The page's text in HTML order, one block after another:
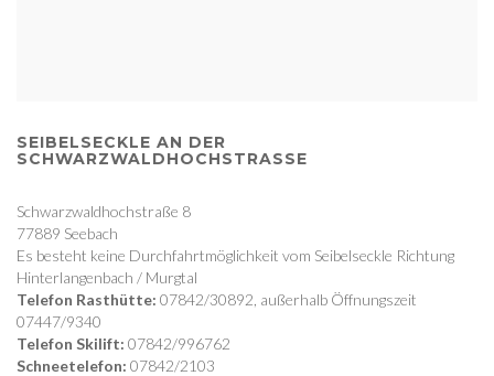
SEIBELSECKLE AN DER
SCHWARZWALDHOCHSTRASSE
Schwarzwaldhochstraße 8
77889 Seebach
Es besteht keine Durchfahrtmöglichkeit vom Seibelseckle Richtung
Hinterlangenbach / Murgtal
Telefon Rasthütte: 07842/30892, außerhalb Öffnungszeit
07447/9340
Telefon Skilift: 07842/996762
Schneetelefon: 07842/2103